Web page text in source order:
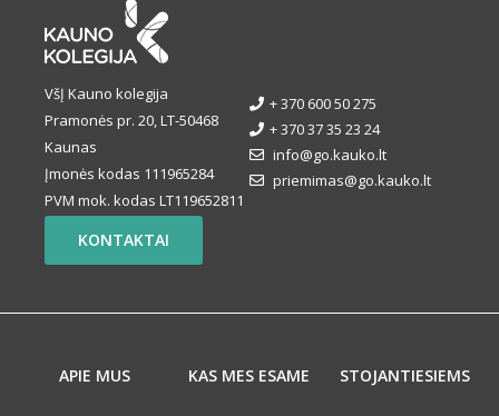
VšĮ Kauno kolegija
Pramonės pr. 20, LT-50468
Kaunas
Įmonės kodas 111965284
PVM mok. kodas LT119652811
+ 370 600 50 275
+ 370 37 35 23 24
info@go.kauko.lt
priemimas@go.kauko.lt
KONTAKTAI
APIE MUS KAS MES ESAME STOJANTIESIEMS